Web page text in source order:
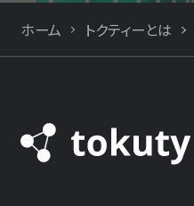
ホーム トクティーとは